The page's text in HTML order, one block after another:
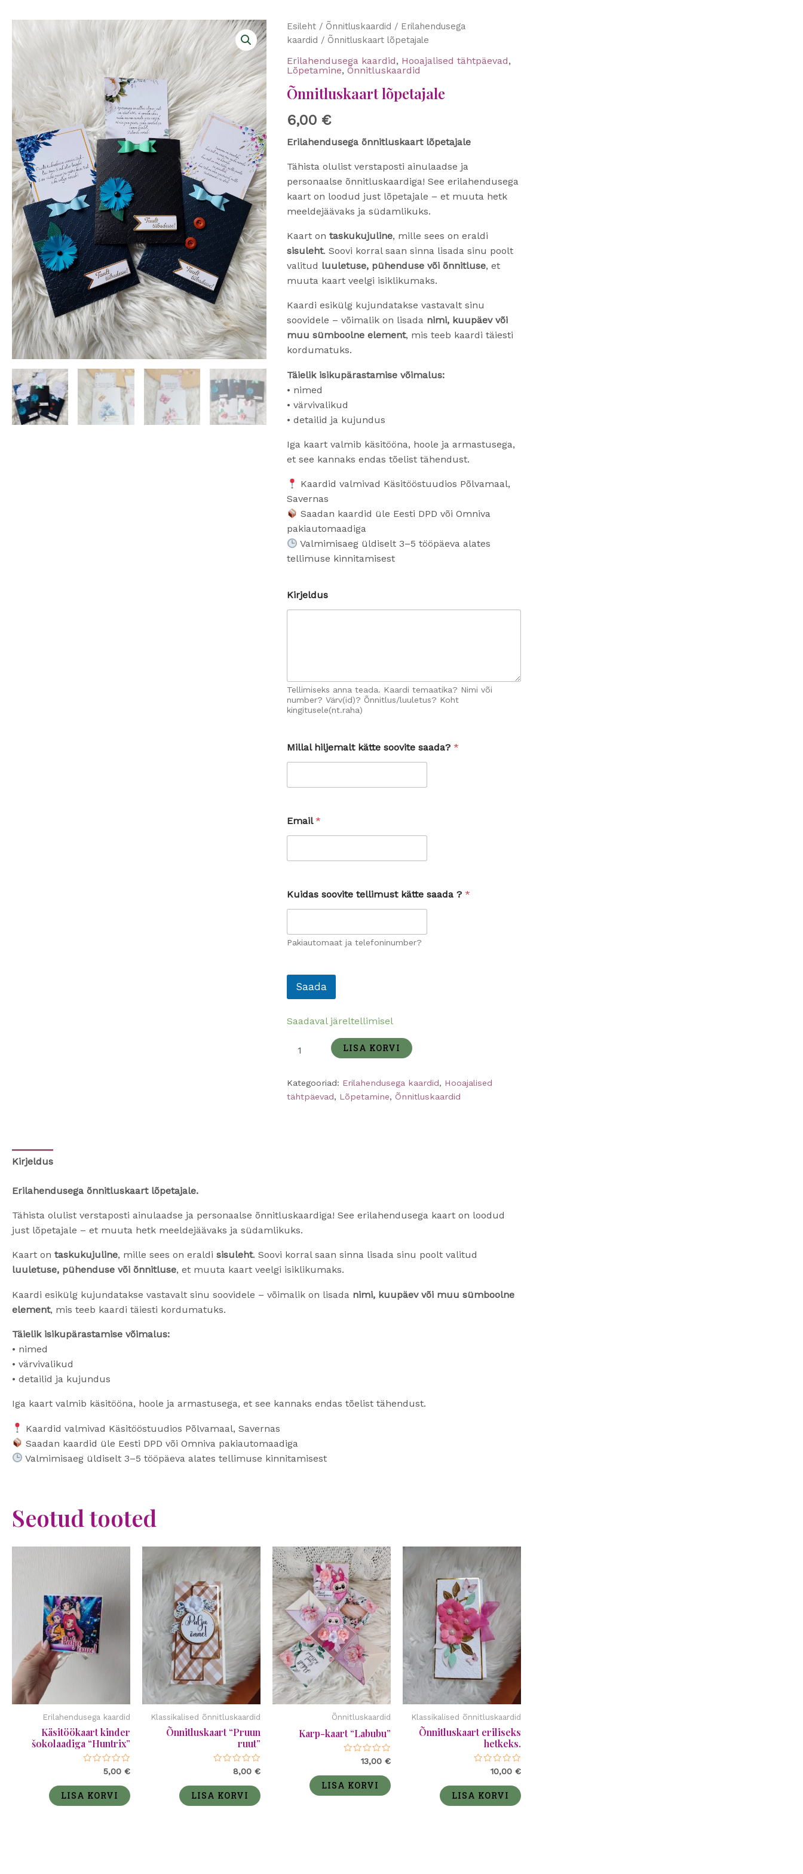
Esileht/ Õnnitluskaardid / Erilahendusega
kaardid / Õnnitluskaart lõpetajale
Erilahendusega kaardid, Hooajalised tähtpäevad,
Lõpetamine, Õnnitluskaardid
Õnnitluskaart lõpetajale
6,00 €
Erilahendusega õnnitluskaart lõpetajale
Tähista olulist verstaposti ainulaadse ja
personaalse õnnitluskaardiga! See erilahendusega
kaart on loodud just lõpetajale – et muuta hetk
meeldejäävaks ja südamlikuks.
Kaart on taskukujuline, mille sees on eraldi
sisuleht. Soovi korral saan sinna lisada sinu poolt
valitud luuletuse, pühenduse või õnnitluse, et
muuta kaart veelgi isiklikumaks.
Kaardi esikülg kujundatakse vastavalt sinu
soovidele – võimalik on lisada nimi, kuupäev või
muu sümboolne element, mis teeb kaardi täiesti
kordumatuks.
Täielik isikupärastamise võimalus:
• nimed
• värvivalikud
• detailid ja kujundus
Iga kaart valmib käsitööna, hoole ja armastusega,
et see kannaks endas tõelist tähendust.
Kaardid valmivad Käsitööstuudios Põlvamaal,
Savernas
Saadan kaardid üle Eesti DPD või Omniva
pakiautomaadiga
Valmimisaeg üldiselt 3–5 tööpäeva alates
tellimuse kinnitamisest
Kirjeldus
Tellimiseks anna teada. Kaardi temaatika? Nimi või
number? Värv(id)? Õnnitlus/luuletus? Koht
kingitusele(nt.raha)
o
o
s
a
a
Millal hiljemalt kätte soovite saada? *
Email*
Kuidas soovite tellimust kätte saada ? *
Pakiautomaat ja telefoninumber?
Saada
Saadaval järeltellimisel
Õnnitluskaart
lõpetajale
LISA KORVI
Kategooriad: Erilahendusega kaardid, Hooajalised
tähtpäevad, Lõpetamine, Õnnitluskaardid
Kirjeldus
Erilahendusega õnnitluskaart lõpetajale.
Tähista olulist verstaposti ainulaadse ja personaalse õnnitluskaardiga! See erilahendusega kaart on loodud
just lõpetajale – et muuta hetk meeldejäävaks ja südamlikuks.
Kaart on taskukujuline, mille sees on eraldi sisuleht. Soovi korral saan sinna lisada sinu poolt valitud
luuletuse, pühenduse või õnnitluse, et muuta kaart veelgi isiklikumaks.
Kaardi esikülg kujundatakse vastavalt sinu soovidele – võimalik on lisada nimi, kuupäev või muu sümboolne
element, mis teeb kaardi täiesti kordumatuks.
Täielik isikupärastamise võimalus:
• nimed
• värvivalikud
• detailid ja kujundus
Iga kaart valmib käsitööna, hoole ja armastusega, et see kannaks endas tõelist tähendust.
Kaardid valmivad Käsitööstuudios Põlvamaal, Savernas
Saadan kaardid üle Eesti DPD või Omniva pakiautomaadiga
Valmimisaeg üldiselt 3–5 tööpäeva alates tellimuse kinnitamisest
Seotud tooted
Erilahendusega kaardid
Käsitöökaart kinder
šokolaadiga “Huntrix”
Hinnanguga
/
5
5,00 €
LISA KORVI
Klassikalised õnnitluskaardid
Õnnitluskaart “Pruun
ruut”
Hinnanguga
/
5
8,00 €
LISA KORVI
Õnnitluskaardid
Karp-kaart “Labubu”
Hinnanguga
/
5
13,00 €
LISA KORVI
Klassikalised õnnitluskaardid
Õnnitluskaart eriliseks
hetkeks.
Hinnanguga
/
5
10,00 €
LISA KORVI